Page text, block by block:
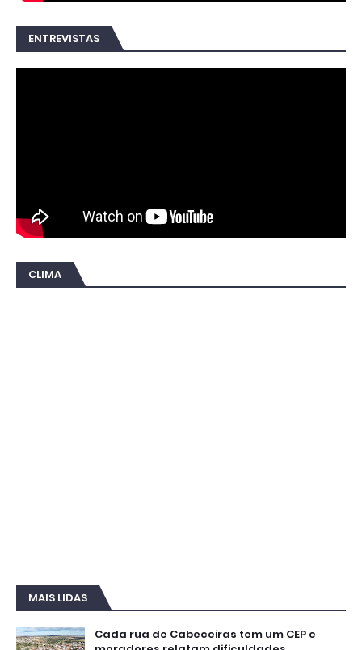
ENTREVISTAS
CLIMA
MAIS LIDAS
Cada rua de Cabeceiras tem um CEP e